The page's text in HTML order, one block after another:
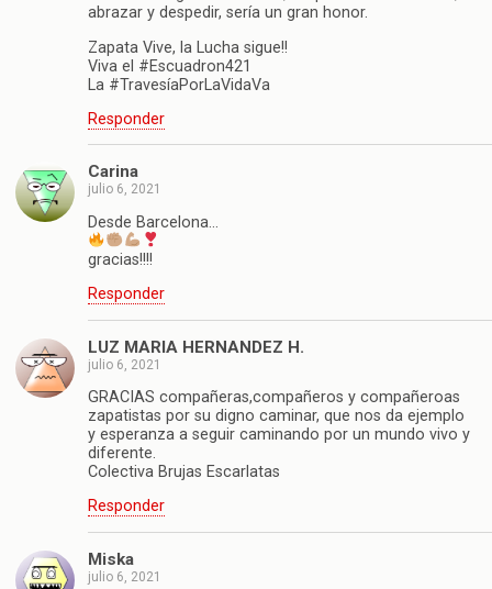
abrazar y despedir, sería un gran honor.
Zapata Vive, la Lucha sigue!!
Viva el #Escuadron421
La #TravesíaPorLaVidaVa
Responder
Carina
julio 6, 2021
Desde Barcelona…
gracias!!!!
Responder
LUZ MARIA HERNANDEZ H.
julio 6, 2021
GRACIAS compañeras,compañeros y compañeroas
zapatistas por su digno caminar, que nos da ejemplo
y esperanza a seguir caminando por un mundo vivo y
diferente.
Colectiva Brujas Escarlatas
Responder
Miska
julio 6, 2021